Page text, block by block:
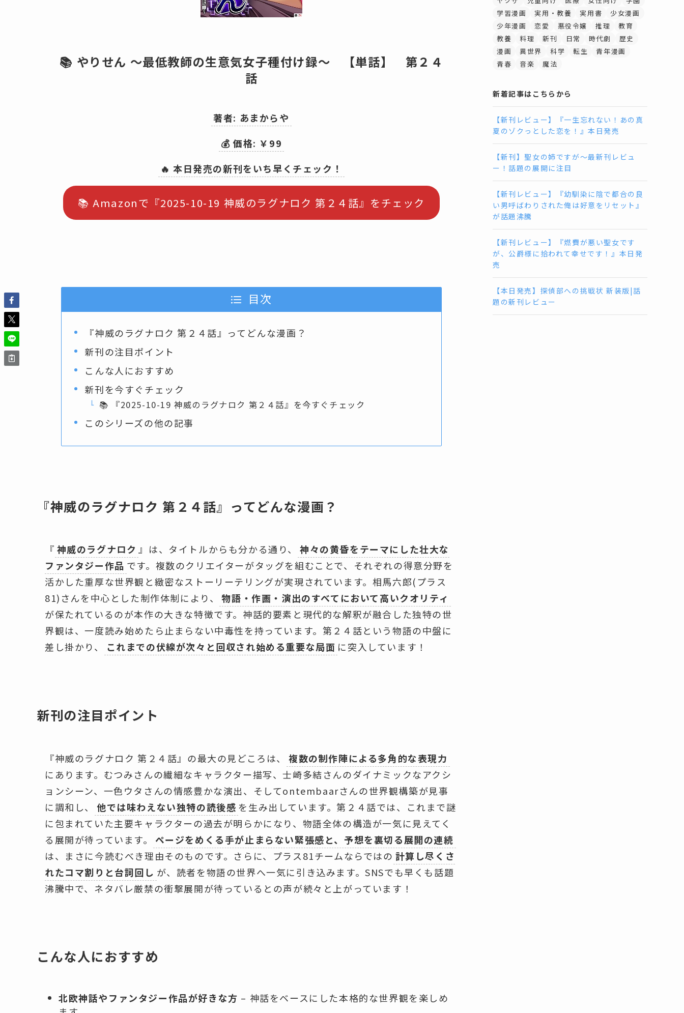
📚 やりせん ～最低教師の生意気女子種付け録～ 【単話】 第２４
話
著者: あまからや
💰 価格: ￥99
🔥 本日発売の新刊をいち早くチェック！
📚 Amazonで『2025-10-19 神威のラグナロク 第２４話』をチェック
目次
『神威のラグナロク 第２４話』ってどんな漫画？
新刊の注目ポイント
こんな人におすすめ
新刊を今すぐチェック
📚 『2025-10-19 神威のラグナロク 第２４話』を今すぐチェック
このシリーズの他の記事
『神威のラグナロク 第２４話』ってどんな漫画？
『 神威のラグナロク 』は、タイトルからも分かる通り、
神々の黄昏をテーマにした壮大な
ファンタジー作品 です。複数のクリエイターがタッグを組むことで、それぞれの得意分野を
活かした重厚な世界観と緻密なストーリーテリングが実現されています。相馬六郎(プラス
81)さんを中心とした制作体制により、
物語・作画・演出のすべてにおいて高いクオリティ
が保たれているのが本作の大きな特徴です。神話的要素と現代的な解釈が融合した独特の世
界観は、一度読み始めたら止まらない中毒性を持っています。第２４話という物語の中盤に
差し掛かり、
これまでの伏線が次々と回収され始める重要な局面 に突入しています！
新刊の注目ポイント
『神威のラグナロク 第２４話』の最大の見どころは、
複数の制作陣による多角的な表現力
にあります。むつみさんの繊細なキャラクター描写、士崎多結さんのダイナミックなアクシ
ョンシーン、一色ウタさんの情感豊かな演出、そしてontembaarさんの世界観構築が見事
に調和し、
他では味わえない独特の読後感 を生み出しています。第２４話では、これまで謎
に包まれていた主要キャラクターの過去が明らかになり、物語全体の構造が一気に見えてく
る展開が待っています。
ページをめくる手が止まらない緊張感と、予想を裏切る展開の連続
は、まさに今読むべき理由そのものです。さらに、プラス81チームならではの 計算し尽くさ
れたコマ割りと台詞回し が、読者を物語の世界へ一気に引き込みます。SNSでも早くも話題
沸騰中で、ネタバレ厳禁の衝撃展開が待っているとの声が続々と上がっています！
こんな人におすすめ
北欧神話やファンタジー作品が好きな方 – 神話をベースにした本格的な世界観を楽しめ
学習漫画
実用・教養 実用書
少女漫画
少年漫画
恋愛 悪役令嬢 推理
教育
教養
料理 新刊 日常 時代劇
歴史
漫画
異世界 科学 転生
青年漫画
青春
音楽 魔法
新着記事はこちらから
【新刊レビュー】『一生忘れない！あの真
夏のゾクっとした恋を！』本日発売
【新刊】聖女の姉ですが〜最新刊レビュ
ー！話題の展開に注目
【新刊レビュー】『幼馴染に陰で都合の良
い男呼ばわりされた俺は好意をリセット』
が話題沸騰
【新刊レビュー】『燃費が悪い聖女です
が、公爵様に拾われて幸せです！』本日発
売
【本日発売】探偵部への挑戦状 新装版|話
題の新刊レビュー